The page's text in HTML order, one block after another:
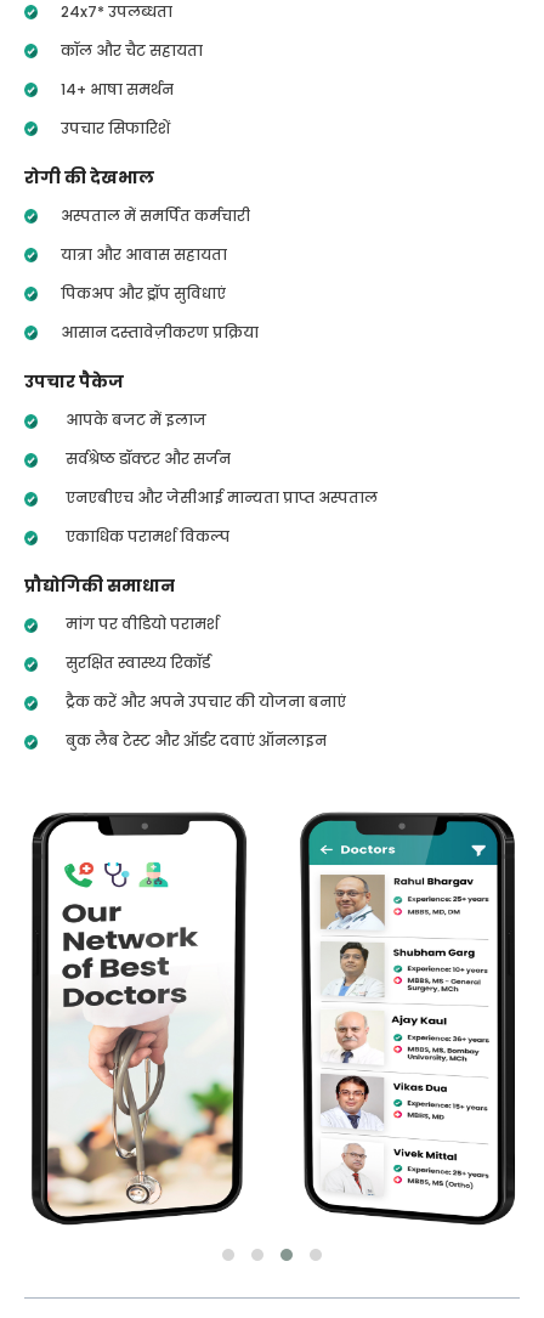
24x7* उपलब्धता
कॉल और चैट सहायता
14+ भाषा समर्थन
उपचार सिफारिशें
रोगी की देखभाल
अस्पताल में समर्पित कर्मचारी
यात्रा और आवास सहायता
पिकअप और ड्रॉप सुविधाएं
आसान दस्तावेज़ीकरण प्रक्रिया
उपचार पैकेज
आपके बजट में इलाज
सर्वश्रेष्ठ डॉक्टर और सर्जन
एनएबीएच और जेसीआई मान्यता प्राप्त अस्पताल
एकाधिक परामर्श विकल्प
प्रौद्योगिकी समाधान
मांग पर वीडियो परामर्श
सुरक्षित स्वास्थ्य रिकॉर्ड
ट्रैक करें और अपने उपचार की योजना बनाएं
बुक लैब टेस्ट और ऑर्डर दवाएं ऑनलाइन